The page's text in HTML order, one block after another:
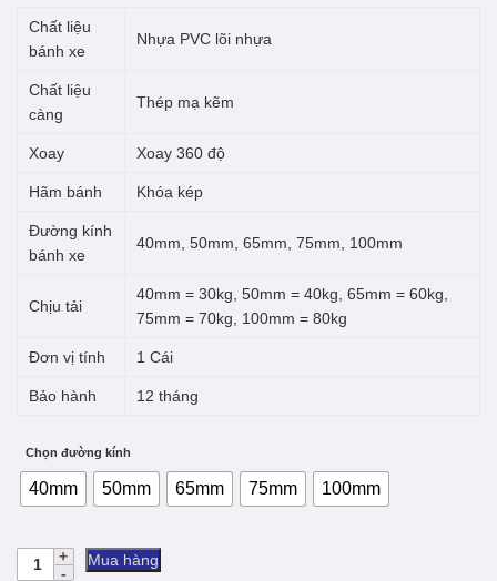
19.300 ₫
Chất liệu
bánh xe
Nhựa PVC lõi nhựa
Chất liệu
càng
Thép mạ kẽm
Xoay Xoay 360 độ
Hãm bánh Khóa kép
Đường kính
bánh xe
40mm, 50mm, 65mm, 75mm, 100mm
Chịu tải
40mm = 30kg, 50mm = 40kg, 65mm = 60kg,
75mm = 70kg, 100mm = 80kg
Đơn vị tính 1 Cái
Bảo hành 12 tháng
Chọn đường kính
40mm 50mm 65mm 75mm 100mm
Bánh
xe
Mua hàng